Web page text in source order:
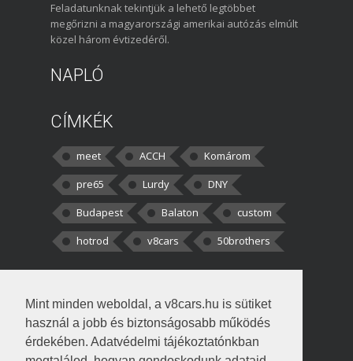
Mint minden weboldal, a v8cars.hu is sütiket
használ a jobb és biztonságosabb működés
érdekében. Adatvédelmi tájékoztatónkban
Feladatunknak tekintjük a lehető legtöbbet
megőrizni a magyarországi amerikai autózás elmúlt
közel három évtizedéről.
NAPLÓ
CÍMKÉK
meet ACCH
Komárom
pre65
Lurdy
DNY
Budapest
Balaton
custom
hotrod
v8cars 50brothers
kortisz:Elszúrtam! Én csak két
darabbaal számoltam. Nem tudtam, hogy fél autót,